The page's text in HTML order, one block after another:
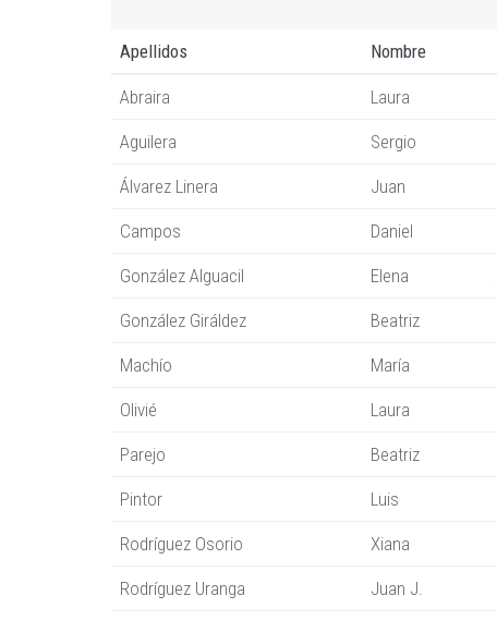
Apellidos Nombre
Abraira Laura
Aguilera Sergio
Álvarez Linera Juan
Campos Daniel
González Alguacil Elena
González Giráldez Beatriz
Machío María
Olivié Laura
Parejo Beatriz
Pintor Luis
Rodríguez Osorio Xiana
Rodríguez Uranga Juan J.